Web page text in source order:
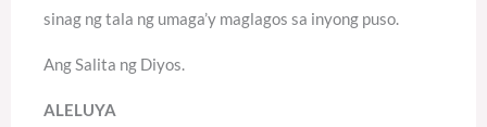
sinag ng tala ng umaga’y maglagos sa inyong puso.
Ang Salita ng Diyos.
ALELUYA